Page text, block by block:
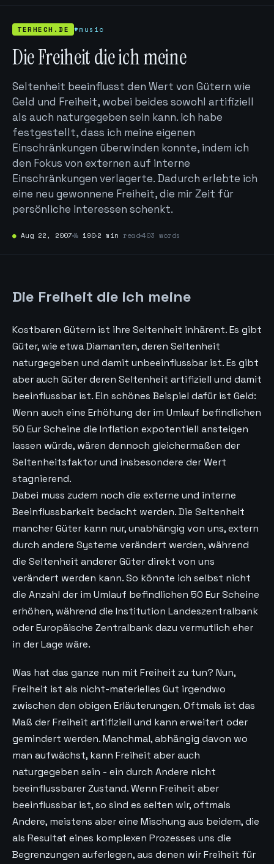
TERHECH.DE #music
Die Freiheit die ich meine
Seltenheit beeinflusst den Wert von Gütern wie
Geld und Freiheit, wobei beides sowohl artifiziell
als auch naturgegeben sein kann. Ich habe
festgestellt, dass ich meine eigenen
Einschränkungen überwinden konnte, indem ich
den Fokus von externen auf interne
Einschränkungen verlagerte. Dadurch erlebte ich
eine neu gewonnene Freiheit, die mir Zeit für
persönliche Interessen schenkt.
● Aug 22, 2007 № 190 2 min read403 words
Die Freiheit die ich meine
Kostbaren Gütern ist ihre Seltenheit inhärent. Es gibt
Güter, wie etwa Diamanten, deren Seltenheit
naturgegeben und damit unbeeinflussbar ist. Es gibt
aber auch Güter deren Seltenheit artifiziell und damit
beeinflussbar ist. Ein schönes Beispiel dafür ist Geld:
Wenn auch eine Erhöhung der im Umlauf befindlichen
50 Eur Scheine die Inflation expotentiell ansteigen
lassen würde, wären dennoch gleichermaßen der
Seltenheitsfaktor und insbesondere der Wert
stagnierend.
Dabei muss zudem noch die externe und interne
Beeinflussbarkeit bedacht werden. Die Seltenheit
mancher Güter kann nur, unabhängig von uns, extern
durch andere Systeme verändert werden, während
die Seltenheit anderer Güter direkt von uns
verändert werden kann. So könnte ich selbst nicht
die Anzahl der im Umlauf befindlichen 50 Eur Scheine
erhöhen, während die Institution Landeszentralbank
oder Europäische Zentralbank dazu vermutlich eher
in der Lage wäre.
Was hat das ganze nun mit Freiheit zu tun? Nun,
Freiheit ist als nicht-materielles Gut irgendwo
zwischen den obigen Erläuterungen. Oftmals ist das
Maß der Freiheit artifiziell und kann erweitert oder
gemindert werden. Manchmal, abhängig davon wo
man aufwächst, kann Freiheit aber auch
naturgegeben sein - ein durch Andere nicht
beeinflussbarer Zustand. Wenn Freiheit aber
beeinflussbar ist, so sind es selten wir, oftmals
Andere, meistens aber eine Mischung aus beidem, die
als Resultat eines komplexen Prozesses uns die
Begrenzungen auferlegen, aus denen wir Freiheit für